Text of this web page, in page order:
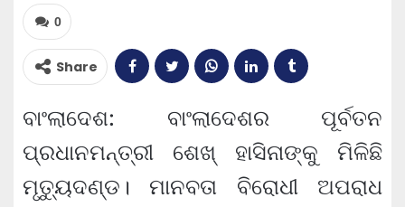
0
Share
ବାଂଲାଦେଶ: ବାଂଲାଦେଶର ପୂର୍ବତନ
ପ୍ରଧାନମନ୍ତ୍ରୀ ଶେଖ୍‌ ହାସିନାଙ୍କୁ ମିଳିଛି
ମୃତ୍ୟୁଦଣ୍ଡ। ମାନବତା ବିରୋଧୀ ଅପରାଧ